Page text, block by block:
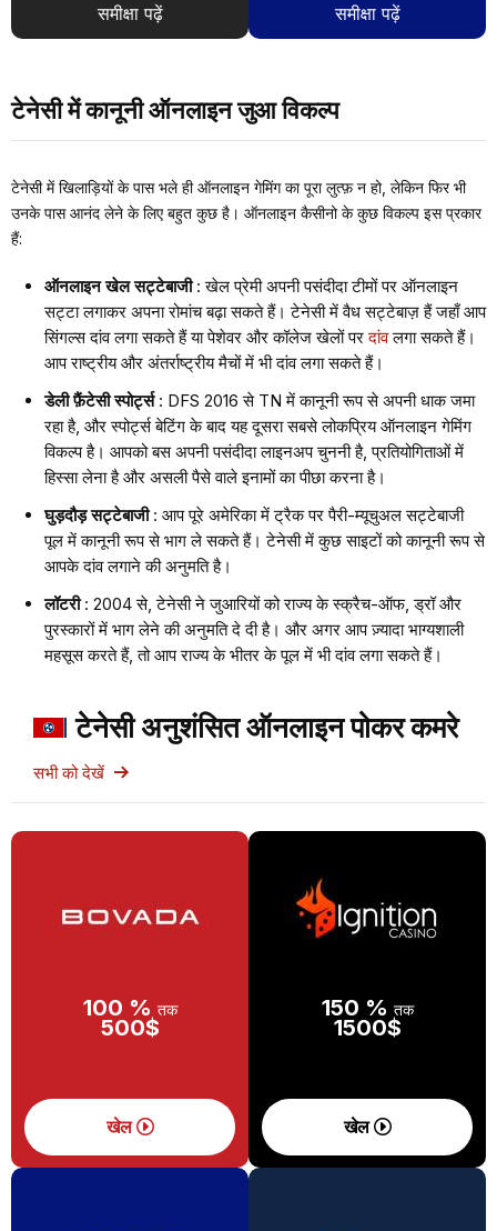
समीक्षा पढ़ें समीक्षा पढ़ें
टेनेसी में कानूनी ऑनलाइन जुआ विकल्प
टेनेसी में खिलाड़ियों के पास भले ही ऑनलाइन गेमिंग का पूरा लुत्फ़ न हो, लेकिन फिर भी
उनके पास आनंद लेने के लिए बहुत कुछ है। ऑनलाइन कैसीनो के कुछ विकल्प इस प्रकार
हैं:
ऑनलाइन खेल सट्टेबाजी: खेल प्रेमी अपनी पसंदीदा टीमों पर ऑनलाइन
सट्टा लगाकर अपना रोमांच बढ़ा सकते हैं। टेनेसी में वैध सट्टेबाज़ हैं जहाँ आप
सिंगल्स दांव लगा सकते हैं या पेशेवर और कॉलेज खेलों परदांवलगा सकते हैं।
आप राष्ट्रीय और अंतर्राष्ट्रीय मैचों में भी दांव लगा सकते हैं।
डेली फ़ैंटेसी स्पोर्ट्स: DFS 2016 से TN में कानूनी रूप से अपनी धाक जमा
रहा है, और स्पोर्ट्स बेटिंग के बाद यह दूसरा सबसे लोकप्रिय ऑनलाइन गेमिंग
विकल्प है। आपको बस अपनी पसंदीदा लाइनअप चुननी है, प्रतियोगिताओं में
हिस्सा लेना है और असली पैसे वाले इनामों का पीछा करना है।
घुड़दौड़ सट्टेबाजी: आप पूरे अमेरिका में ट्रैक पर पैरी-म्यूचुअल सट्टेबाजी
पूल में कानूनी रूप से भाग ले सकते हैं। टेनेसी में कुछ साइटों को कानूनी रूप से
आपके दांव लगाने की अनुमति है।
लॉटरी: 2004 से, टेनेसी ने जुआरियों को राज्य के स्क्रैच-ऑफ, ड्रॉ और
पुरस्कारों में भाग लेने की अनुमति दे दी है। और अगर आप ज़्यादा भाग्यशाली
महसूस करते हैं, तो आप राज्य के भीतर के पूल में भी दांव लगा सकते हैं।
टेनेसी अनुशंसित ऑनलाइन पोकर कमरे
सभी को देखें
100 % तक
500$
खेल
150 % तक
1500$
खेल